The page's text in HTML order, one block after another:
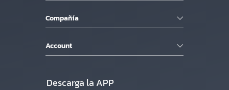
Compañía
Account
Descarga la APP